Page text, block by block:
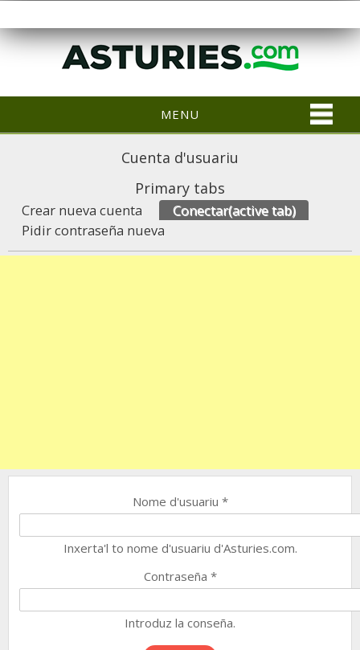
MENU
Cuenta d'usuariu
Primary tabs
Crear nueva cuenta Conectar(active tab)
Pidir contraseña nueva
Nome d'usuariu *
Inxerta'l to nome d'usuariu d'Asturies.com.
Contraseña *
Introduz la conseña.